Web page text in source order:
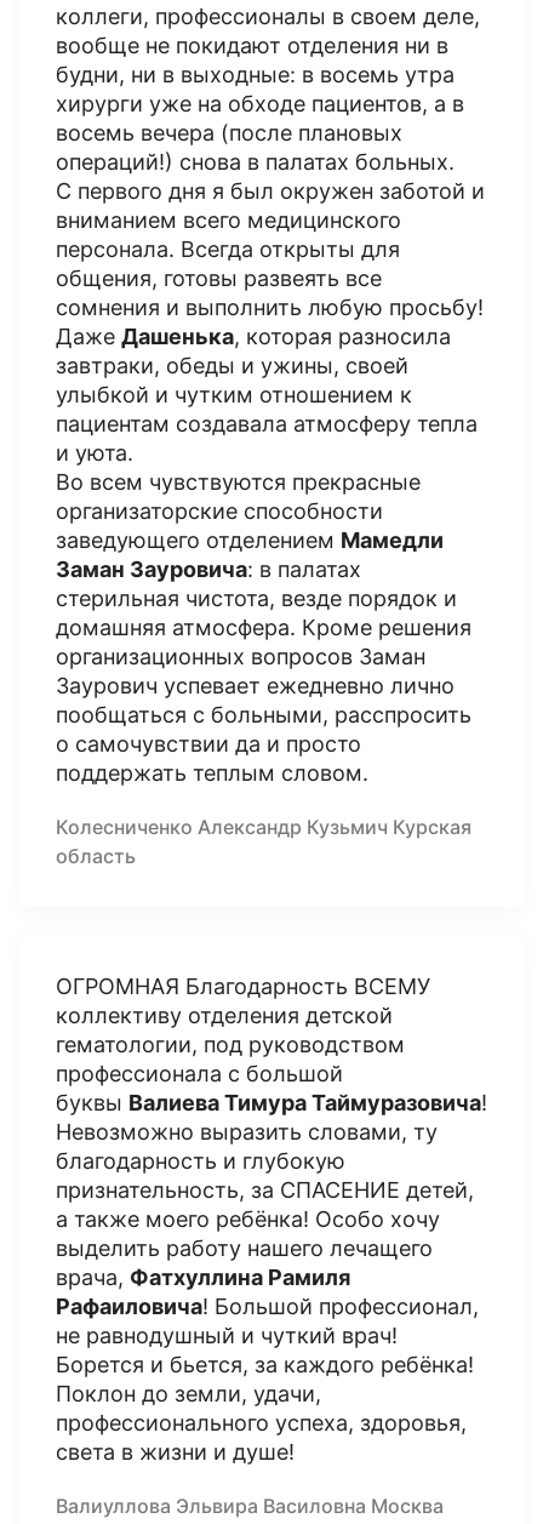
коллеги, профессионалы в своем деле,
вообще не покидают отделения ни в
будни, ни в выходные: в восемь утра
хирурги уже на обходе пациентов, а в
восемь вечера (после плановых
операций!) снова в палатах больных.
С первого дня я был окружен заботой и
вниманием всего медицинского
персонала. Всегда открыты для
общения, готовы развеять все
сомнения и выполнить любую просьбу!
Даже Дашенька, которая разносила
завтраки, обеды и ужины, своей
улыбкой и чутким отношением к
пациентам создавала атмосферу тепла
и уюта.
Во всем чувствуются прекрасные
организаторские способности
заведующего отделением Мамедли
Заман Зауровича: в палатах
стерильная чистота, везде порядок и
домашняя атмосфера. Кроме решения
организационных вопросов Заман
Заурович успевает ежедневно лично
пообщаться с больными, расспросить
о самочувствии да и просто
поддержать теплым словом.
Колесниченко Александр Кузьмич Курская
область
ОГРОМНАЯ Благодарность ВСЕМУ
коллективу отделения детской
гематологии, под руководством
профессионала с большой
буквы Валиева Тимура Таймуразовича!
Невозможно выразить словами, ту
благодарность и глубокую
признательность, за СПАСЕНИЕ детей,
а также моего ребёнка! Особо хочу
выделить работу нашего лечащего
врача, Фатхуллина Рамиля
Рафаиловича! Большой профессионал,
не равнодушный и чуткий врач!
Борется и бьется, за каждого ребёнка!
Поклон до земли, удачи,
профессионального успеха, здоровья,
света в жизни и душе!
Валиуллова Эльвира Василовна Москва